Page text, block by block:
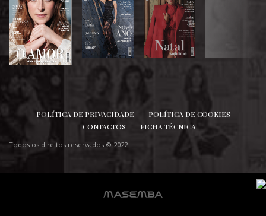
SIGA-NOS
POLÍTICA DE PRIVACIDADE
POLÍTICA DE COOKIES
CONTACTOS
FICHA TÉCNICA
Todos os direitos reservados © 2022